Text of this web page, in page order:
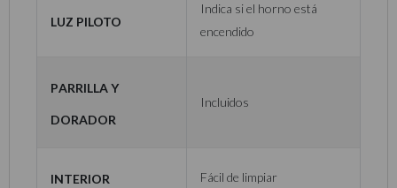
Luz piloto
Indica si el horno está
encendido
Parrilla y
dorador
Incluidos
Interior Fácil de limpiar